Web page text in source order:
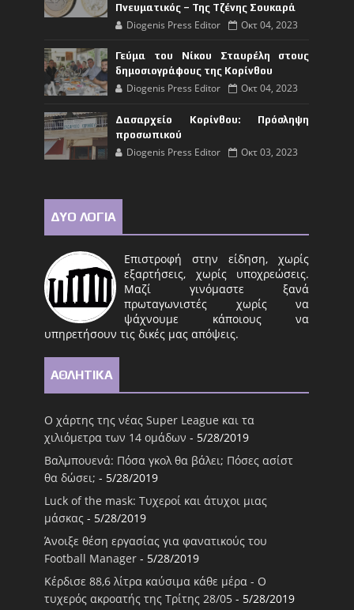
Πνευματικός – Της Τζένης Σουκαρά
Diogenis Press Editor Οκτ 04, 2023
Γεύμα του Νίκου Σταυρέλη στους
δημοσιογράφους της Κορίνθου
Diogenis Press Editor Οκτ 04, 2023
Δασαρχείο Κορίνθου: Πρόσληψη
προσωπικού
Diogenis Press Editor Οκτ 03, 2023
ΔΥΟ ΛΟΓΙΑ
Επιστροφή στην είδηση, χωρίς
εξαρτήσεις, χωρίς υποχρεώσεις.
Μαζί γινόμαστε ξανά
πρωταγωνιστές χωρίς να
ψάχνουμε κάποιους να
υπηρετήσουν τις δικές μας απόψεις.
ΑΘΛΗΤΙΚΑ
Ο χάρτης της νέας Super League και τα
χιλιόμετρα των 14 ομάδων - 5/28/2019
Βαλμπουενά: Πόσα γκολ θα βάλει; Πόσες ασίστ
θα δώσει; - 5/28/2019
Luck of the mask: Τυχεροί και άτυχοι μιας
μάσκας - 5/28/2019
Άνοιξε θέση εργασίας για φανατικούς του
Football Μanager - 5/28/2019
Κέρδισε 88,6 λίτρα καύσιμα κάθε μέρα - Ο
τυχερός ακροατής της Τρίτης 28/05 - 5/28/2019